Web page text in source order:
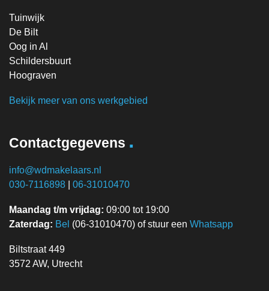
Tuinwijk
De Bilt
Oog in Al
Schildersbuurt
Hoograven
Bekijk meer van ons werkgebied
Contactgegevens .
info@wdmakelaars.nl
030-7116898
06-31010470
Maandag t/m vrijdag: 09:00 tot 19:00
Zaterdag: Bel (06-31010470) of stuur een Whatsapp
Biltstraat 449
3572 AW, Utrecht